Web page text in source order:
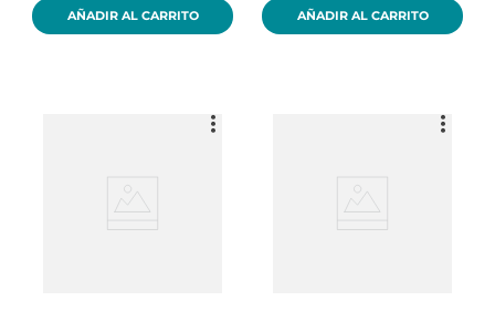
AÑADIR AL CARRITO AÑADIR AL CARRITO